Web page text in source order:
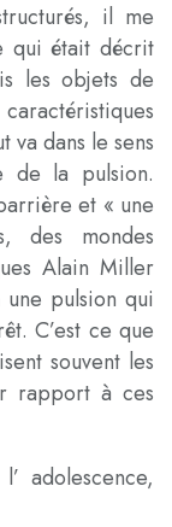
il me
qui était décrit
les objets de
va dans le sens
de la pulsion.
et « une
des mondes
Alain Miller
pulsion qui
C’est ce que
souvent les
rapport à ces
adolescence,